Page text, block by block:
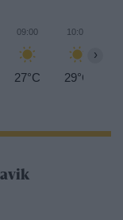
09:00
27°C
10:00
29°C
›